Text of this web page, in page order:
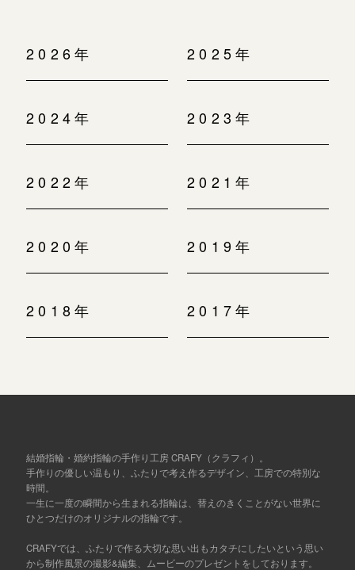
2026年 2025年
2024年 2023年
2022年 2021年
2020年 2019年
2018年 2017年
結婚指輪・婚約指輪の手作り工房 CRAFY（クラフィ）。
手作りの優しい温もり、ふたりで考え作るデザイン、工房での特別な
時間。
一生に一度の瞬間から生まれる指輪は、替えのきくことがない世界に
ひとつだけのオリジナルの指輪です。
CRAFYでは、ふたりで作る大切な思い出もカタチにしたいという思い
から制作風景の撮影&編集、ムービーのプレゼントをしております。